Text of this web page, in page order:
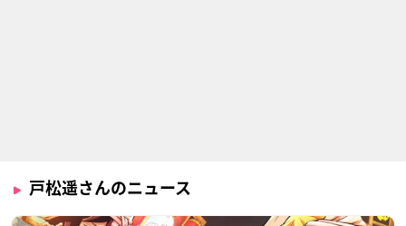
八十亀最中
姫川フブキ
戸松遥さんのニュース